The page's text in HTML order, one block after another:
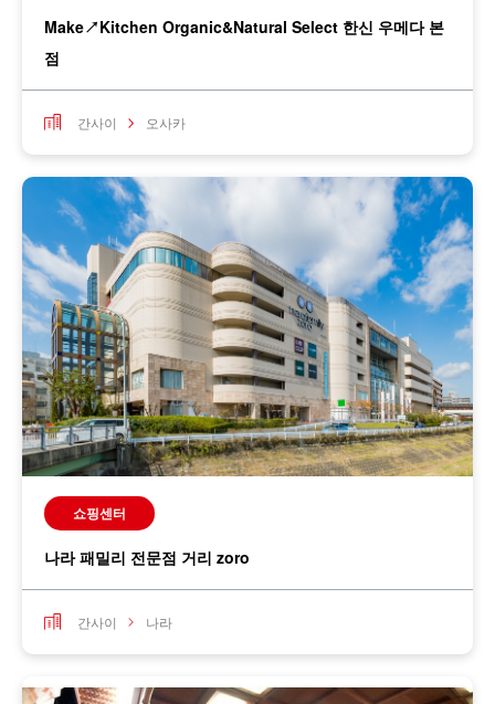
Make↗Kitchen Organic&Natural Select 한신 우메다 본
점
간사이 오사카
쇼핑센터
나라 패밀리 전문점 거리 zoro
간사이 나라